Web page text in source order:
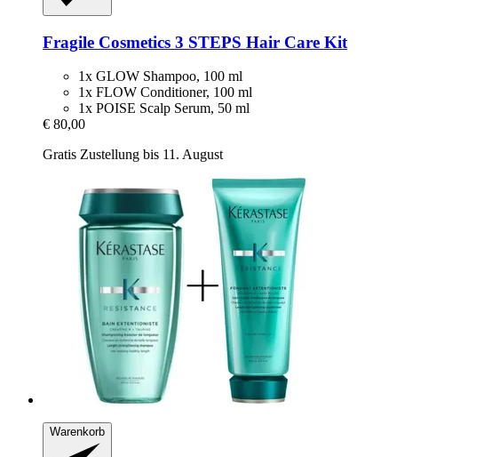
Fragile Cosmetics 3 STEPS Hair Care Kit
1x GLOW Shampoo, 100 ml
1x FLOW Conditioner, 100 ml
1x POISE Scalp Serum, 50 ml
€ 80,00
Gratis Zustellung bis 11. August
Warenkorb